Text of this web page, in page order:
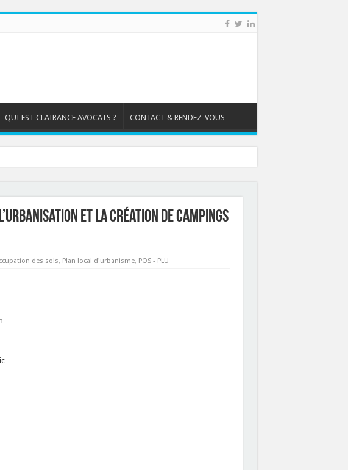
QUI EST CLAIRANCE AVOCATS ? CONTACT & RENDEZ-VOUS
et la création de campings
des sols, Plan local d'urbanisme, POS - PLU